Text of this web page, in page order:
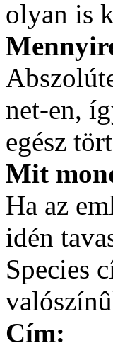
olyan is
net-en,
egész
Mit
Ha az
idén
Species
Cím: